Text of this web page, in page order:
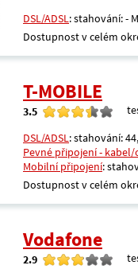
DSL/ADSL: stahování: -
Dostupnost v celém
T-MOBILE
3.5
DSL/ADSL: stahování:
Pevné připojení -
Mobilní připojení:
Dostupnost v celém
Vodafone
2.9